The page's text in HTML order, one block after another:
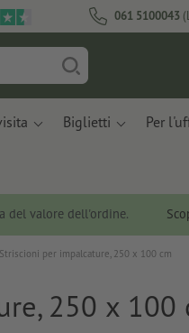
061 5100043
Biglietti Per
del valore dell'ordine.
Striscioni per impalcature, 250 x 100 cm
250 x 100